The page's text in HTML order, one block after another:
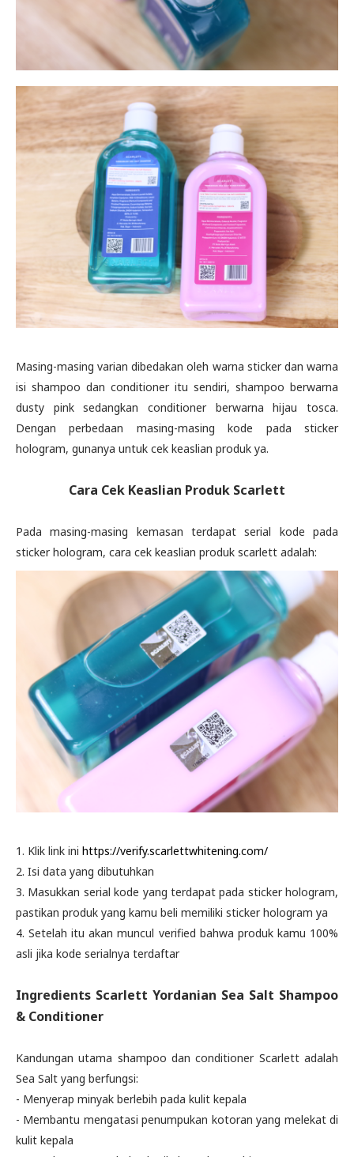
Masing-masing varian dibedakan oleh warna sticker dan warna
isi shampoo dan conditioner itu sendiri, shampoo berwarna
dusty pink sedangkan conditioner berwarna hijau tosca.
Dengan perbedaan masing-masing kode pada sticker
hologram, gunanya untuk cek keaslian produk ya.
Cara Cek Keaslian Produk Scarlett
Pada masing-masing kemasan terdapat serial kode pada
sticker hologram, cara cek keaslian produk scarlett adalah:
1. Klik link ini https://verify.scarlettwhitening.com/
2. Isi data yang dibutuhkan
3. Masukkan serial kode yang terdapat pada sticker hologram,
pastikan produk yang kamu beli memiliki sticker hologram ya
4. Setelah itu akan muncul verified bahwa produk kamu 100%
asli jika kode serialnya terdaftar
Ingredients Scarlett Yordanian Sea Salt Shampoo
& Conditioner
Kandungan utama shampoo dan conditioner Scarlett adalah
Sea Salt yang berfungsi:
- Menyerap minyak berlebih pada kulit kepala
- Membantu mengatasi penumpukan kotoran yang melekat di
kulit kepala